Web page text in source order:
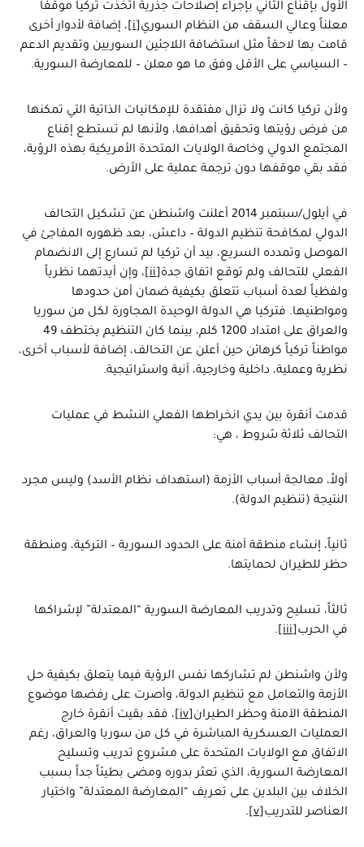
الأول بإقناع الثاني بإجراء إصلاحات جذرية اتخذت تركيا موقفاً
معلناً وعالي السقف من النظام السوري[i]
، إضافة لأدوار أخرى
قامت بها لاحقاً مثل استضافة اللاجئين السوريين وتقديم الدعم
– السياسي على الأقل وفق ما هو معلن – للمعارضة السورية.
ولأن تركيا كانت ولا تزال مفتقدة للإمكانيات الذاتية التي تمكنها
من فرض رؤيتها وتحقيق أهدافها، ولأنها لم تستطع إقناع
المجتمع الدولي وخاصة الولايات المتحدة الأمريكية بهذه الرؤية،
فقد بقي موقفها دون ترجمة عملية على الأرض.
في أيلول/سبتمبر 2014 أعلنت واشنطن عن تشكيل التحالف
الدولي لمكافحة تنظيم الدولة – داعش، بعد ظهوره المفاجئ في
الموصل وتمدده السريع، بيد أن تركيا لم تسارع إلى الانضمام
الفعلي للتحالف ولم توقع اتفاق جدة[ii]
، وإن أيدتهما نظرياً
ولفظياً لعدة أسباب تتعلق بكيفية ضمان أمن حدودها
ومواطنيها. فتركيا هي الدولة الوحيدة المجاورة لكل من سوريا
والعراق على امتداد 1200 كلم، بينما كان التنظيم يختطف 49
مواطناً تركياً كرهائن حين أعلن عن التحالف، إضافة لأسباب أخرى،
نظرية وعملية، داخلية وخارجية، آنية واستراتيجية.
قدمت أنقرة بين يدي انخراطها الفعلي النشط في عمليات
التحالف ثلاثة شروط ، هي:
أولاً، معالجة أسباب الأزمة (استهداف نظام الأسد) وليس مجرد
النتيجة (تنظيم الدولة).
ثانياً، إنشاء منطقة آمنة على الحدود السورية – التركية، ومنطقة
حظر للطيران لحمايتها.
ثالثاً، تسليح وتدريب المعارضة السورية “المعتدلة” لإشراكها
في الحرب[iii]
.
ولأن واشنطن لم تشاركها نفس الرؤية فيما يتعلق بكيفية حل
الأزمة والتعامل مع تنظيم الدولة، وأصرت على رفضها موضوع
المنطقة الآمنة وحظر الطيران[iv]
، فقد بقيت أنقرة خارج
العمليات العسكرية المباشرة في كل من سوريا والعراق، رغم
الاتفاق مع الولايات المتحدة على مشروع تدريب وتسليح
المعارضة السورية، الذي تعثر بدوره ومضى بطيئاً جداً بسبب
الخلاف بين البلدين على تعريف “المعارضة المعتدلة” واختيار
العناصر للتدريب[v]
.